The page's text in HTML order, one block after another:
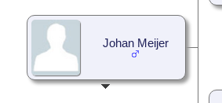
Johan Meijer